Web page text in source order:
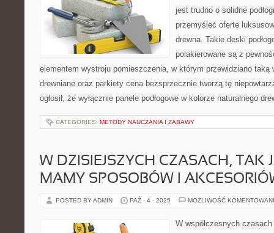
jest trudno o solidne
przemyśleć ofertę
drewna. Takie deski
polakierowane są z
elementem wystroju pomieszczenia, w którym przewidziano taką
drewniane oraz parkiety cena bezsprzecznie tworzą tę
ogłosił, że wyłącznie panele podłogowe w kolorze naturalnego
CATEGORIES: METODY NAUCZANIA I ZABAWY
W DZISIEJSZYCH CZASACH, TAK
MAMY SPOSOBÓW I
POSTED BY ADMIN PAŹ - 4 - 2025 MOŻLIWOŚĆ
W współczesnych